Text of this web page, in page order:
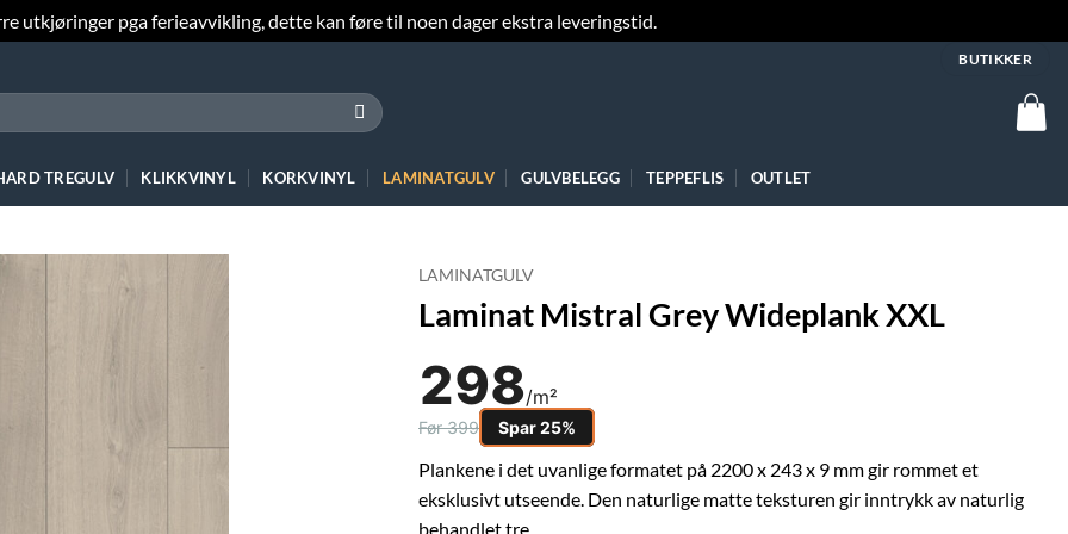
utkjøringer pga ferieavvikling, dette kan føre til noen dager ekstra leveringstid.
BUTIKKER
TREGULV KLIKKVINYL KORKVINYL LAMINATGULV GULVBELEGG TEPPEFLIS OUTLET
LAMINATGULV
Laminat Mistral Grey Wideplank XXL
298/m²
Før 399 Spar 25%
Plankene i det uvanlige formatet på 2200 x 243 x 9 mm gir rommet et
eksklusivt utseende. Den naturlige matte teksturen gir inntrykk av naturlig
behandlet tre.